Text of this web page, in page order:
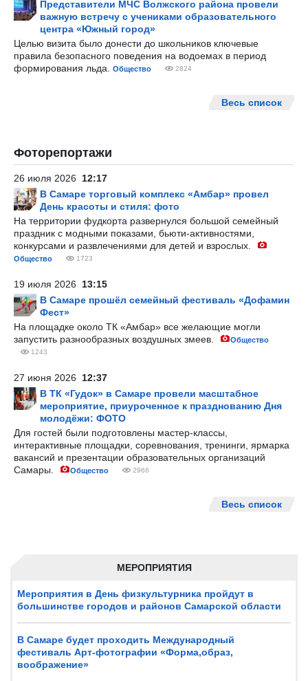
МЕРОПРИЯТИЯ
Мероприятия в День физкультурника пройдут в
большинстве городов и районов Самарской области
В Самаре будет проходить Международный
фестиваль Арт-фотографии «Форма,образ,
воображение»
Представители МЧС Волжского района провели
важную встречу с учениками образовательного
центра «Южный город»
Целью визита было донести до школьников ключевые
правила безопасного поведения на водоемах в период
формирования льда.
Общество 2824
Весь список
Фоторепортажи
26 июля 2026 12:17
В Самаре торговый комплекс «Амбар» провел
День красоты и стиля: фото
На территории фудкорта развернулся большой семейный
праздник с модными показами, бьюти-активностями,
конкурсами и развлечениями для детей и взрослых.
Общество 1723
19 июля 2026 13:15
В Самаре прошёл семейный фестиваль «Дофамин
Фест»
На площадке около ТК «Амбар» все желающие могли
запустить разнообразных воздушных змеев.
Общество
1243
27 июня 2026 12:37
В ТК «Гудок» в Самаре провели масштабное
мероприятие, приуроченное к празднованию Дня
молодёжи: ФОТО
Для гостей были подготовлены мастер-классы,
интерактивные площадки, соревнования, тренинги, ярмарка
вакансий и презентации образовательных организаций
Самары.
Общество 2966
Весь список